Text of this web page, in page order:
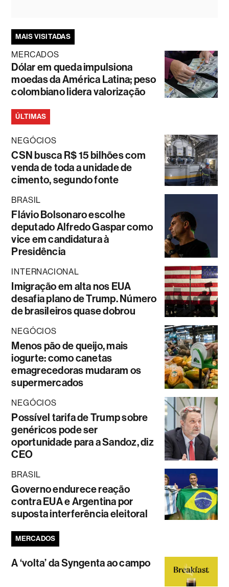
MAIS VISITADAS
MERCADOS
Dólar em queda impulsiona
moedas da América Latina; peso
colombiano lidera valorização
ÚLTIMAS
NEGÓCIOS
CSN busca R$ 15 bilhões com
venda de toda a unidade de
cimento, segundo fonte
BRASIL
Flávio Bolsonaro escolhe
deputado Alfredo Gaspar como
vice em candidatura à
Presidência
INTERNACIONAL
Imigração em alta nos EUA
desafia plano de Trump. Número
de brasileiros quase dobrou
NEGÓCIOS
Menos pão de queijo, mais
iogurte: como canetas
emagrecedoras mudaram os
supermercados
NEGÓCIOS
Possível tarifa de Trump sobre
genéricos pode ser
oportunidade para a Sandoz, diz
CEO
BRASIL
Governo endurece reação
contra EUA e Argentina por
suposta interferência eleitoral
MERCADOS
A ‘volta’ da Syngenta ao campo